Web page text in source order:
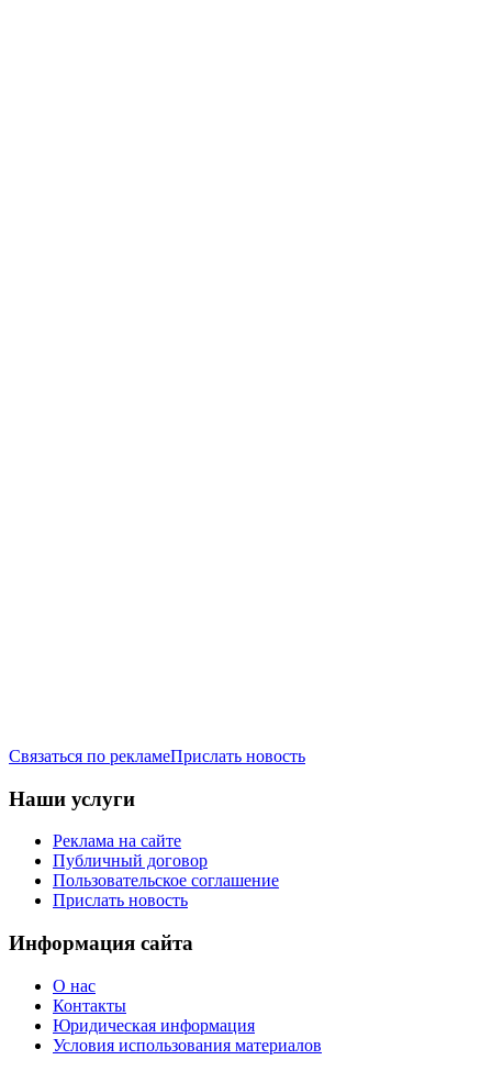
Связаться по рекламеПрислать новость
Наши услуги
Реклама на сайте
Публичный договор
Пользовательское соглашение
Прислать новость
Информация сайта
О нас
Контакты
Юридическая информация
Условия использования материалов